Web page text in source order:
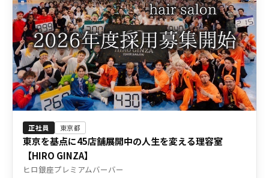
正社員 東京都
東京を基点に45店舗展開中の人生を変える理容室
【HIRO GINZA】
ヒロ銀座プレミアムバーバー